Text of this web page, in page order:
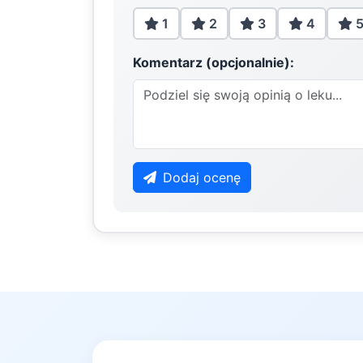
1 2 3 4 5
Komentarz (opcjonalnie):
Dodaj ocenę